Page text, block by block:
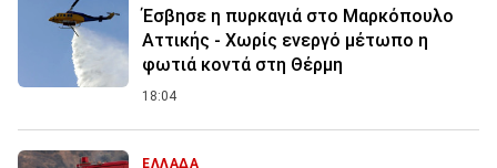
Έσβησε η πυρκαγιά στο Μαρκόπουλο
Αττικής - Χωρίς ενεργό μέτωπο η
φωτιά κοντά στη Θέρμη
18:04
ΕΛΛΑΔΑ